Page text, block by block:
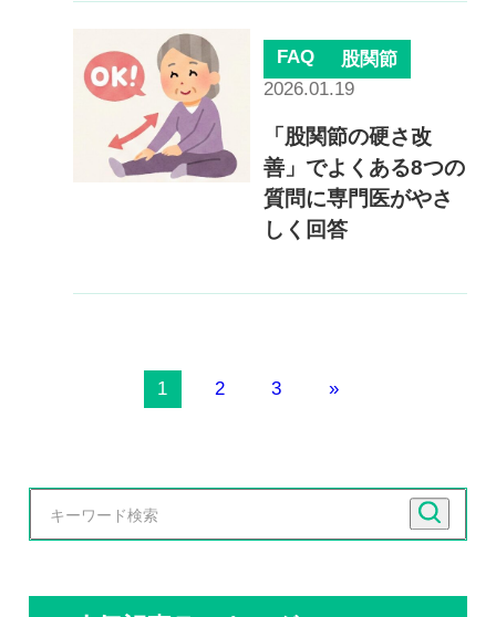
FAQ
股関節
2026.01.19
「股関節の硬さ改
善」でよくある8つの
質問に専門医がやさ
しく回答
1 2 3 »